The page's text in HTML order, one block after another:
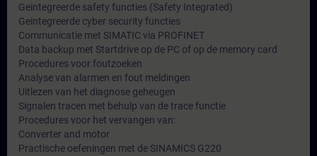
Geintegreerde safety functies (Safety Integrated)
Geintegreerde cyber security functies
Communicatie met SIMATIC via PROFINET
Data backup met Startdrive op de PC of op de memory card
Procedures voor foutzoeken
Analyse van alarmen en fout meldingen
Uitlezen van het diagnose geheugen
Signalen tracen met behulp van de trace functie
Procedures voor het vervangen van:
Converter and motor
Practische oefeningen met de SINAMICS G220